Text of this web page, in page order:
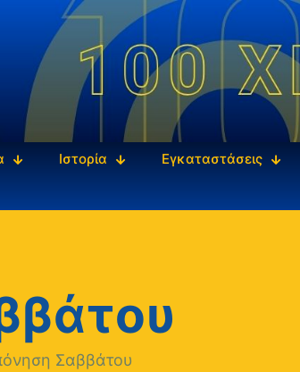
Ιστορία Εγκαταστάσεις
Σαββάτου